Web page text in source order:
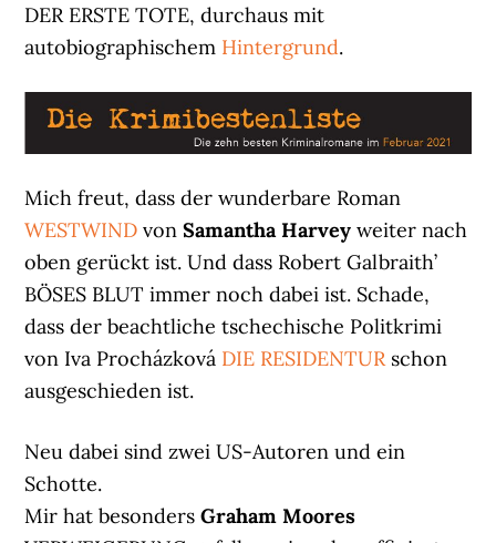
DER ERSTE TOTE, durchaus mit
autobiographischem Hintergrund.
Mich freut, dass der wunderbare Roman
WESTWIND vonSamantha Harvey weiter nach
oben gerückt ist. Und dass Robert Galbraith’
BÖSES BLUT immer noch dabei ist. Schade,
dass der beachtliche tschechische Politkrimi
von Iva Procházková DIE RESIDENTURschon
ausgeschieden ist.
Neu dabei sind zwei US-Autoren und ein
Schotte.
Mir hat besondersGraham Moores